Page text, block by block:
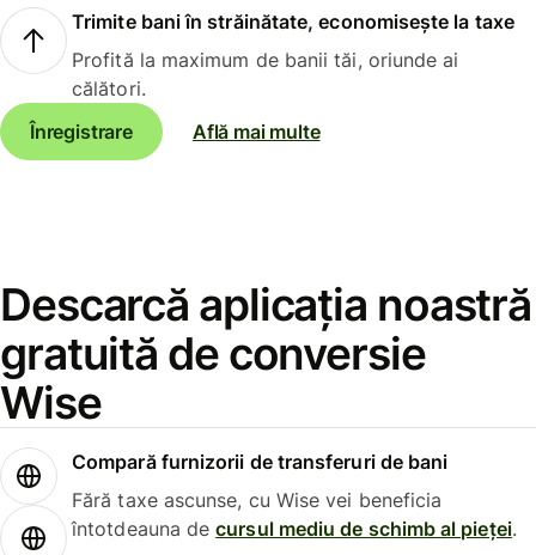
Trimite bani în străinătate, economisește la taxe
Profită la maximum de banii tăi, oriunde ai
călători.
Înregistrare
Află mai multe
Descarcă aplicația noastră
gratuită de conversie
Wise
Compară furnizorii de transferuri de bani
Fără taxe ascunse, cu Wise vei beneficia
întotdeauna decursul mediu de schimb al pieței.